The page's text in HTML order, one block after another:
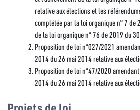
relative aux élections et les
complétée par la loi organique n° 7
de la loi organique n° 76 de 2019 du
Proposition de loi n°027/2021
2014 du 26 mai 2014 relative aux
Proposition de loi n°47/2020
2014 du 26 mai 2014 relative aux